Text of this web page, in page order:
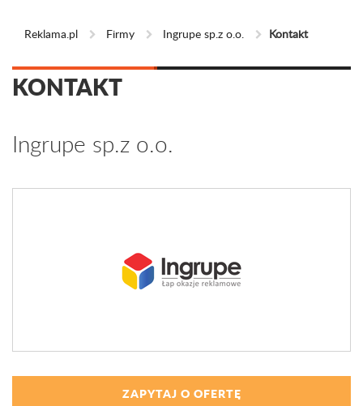
Reklama.pl Firmy Ingrupe sp.z o.o. Kontakt
KONTAKT
Ingrupe sp.z o.o.
ZAPYTAJ O OFERTĘ